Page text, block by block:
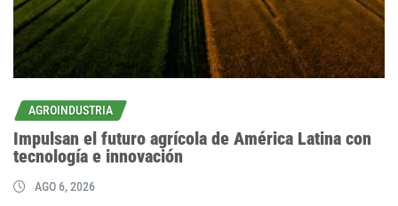
AGROINDUSTRIA
Impulsan el futuro agrícola de América Latina con
tecnología e innovación
AGO 6, 2026